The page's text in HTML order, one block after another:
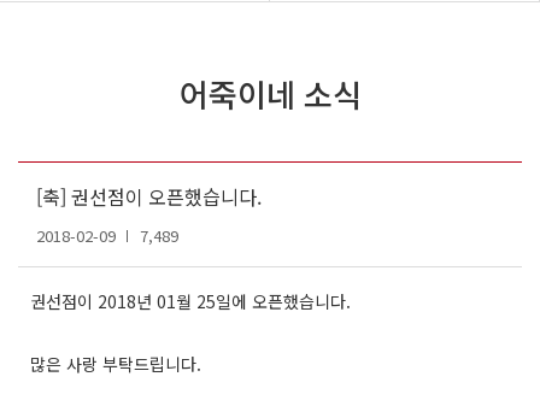
어죽이네 소식
[축] 권선점이 오픈했습니다.
2018-02-09 7,489
권선점이 2018년 01월 25일에 오픈했습니다.
많은 사랑 부탁드립니다.